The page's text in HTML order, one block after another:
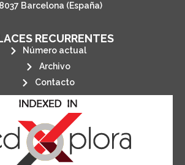
Barcelona (España)
RECURRENTES
Número actual
Archivo
Contacto